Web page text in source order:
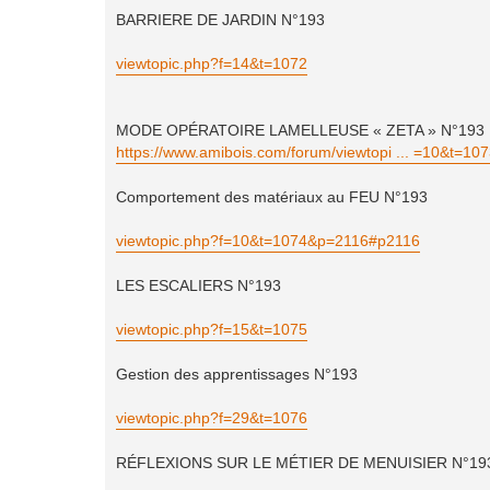
BARRIERE DE JARDIN N°193
viewtopic.php?f=14&t=1072
MODE OPÉRATOIRE LAMELLEUSE « ZETA » N°193
https://www.amibois.com/forum/viewtopi ...
Comportement des matériaux au FEU N°193
viewtopic.php?f=10&t=1074&p=2116#p2116
LES ESCALIERS N°193
viewtopic.php?f=15&t=1075
Gestion des apprentissages N°193
viewtopic.php?f=29&t=1076
RÉFLEXIONS SUR LE MÉTIER DE MENUISIER